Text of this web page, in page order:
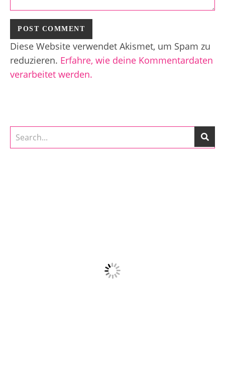
Diese Website verwendet Akismet, um Spam zu
reduzieren. Erfahre, wie deine Kommentardaten
verarbeitet werden.